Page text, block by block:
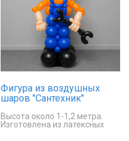
Фигура из воздушных
шаров "Сантехник"
Высота около 1-1,2 метра.
Изготовлена из латексных